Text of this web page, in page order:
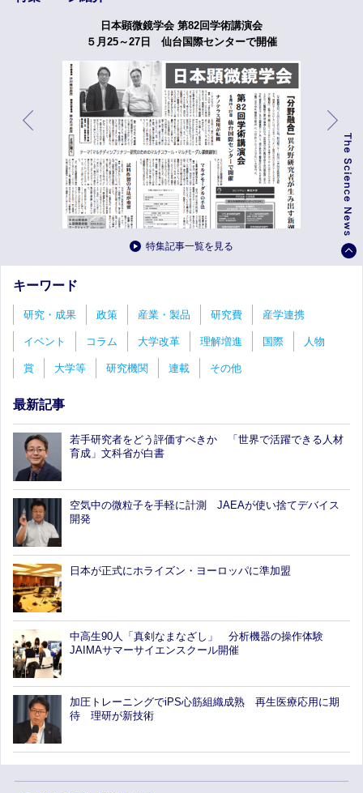
日本顕微鏡学会 第82回学術講演会
５月25～27日 仙台国際センターで開催
特集記事一覧を見る
キーワード
研究・成果 政策 産業・製品 研究費 産学連携
イベント コラム 大学改革 理解増進 国際 人物
賞 大学等 研究機関 連載 その他
最新記事
若手研究者をどう評価すべきか 「世界で活躍できる人材
育成」文科省が白書
空気中の微粒子を手軽に計測 JAEAが使い捨てデバイス
開発
日本が正式にホライズン・ヨーロッパに準加盟
中高生90人「真剣なまなざし」 分析機器の操作体験
JAIMAサマーサイエンスクール開催
加圧トレーニングでiPS心筋組織成熟 再生医療応用に期
待 理研が新技術